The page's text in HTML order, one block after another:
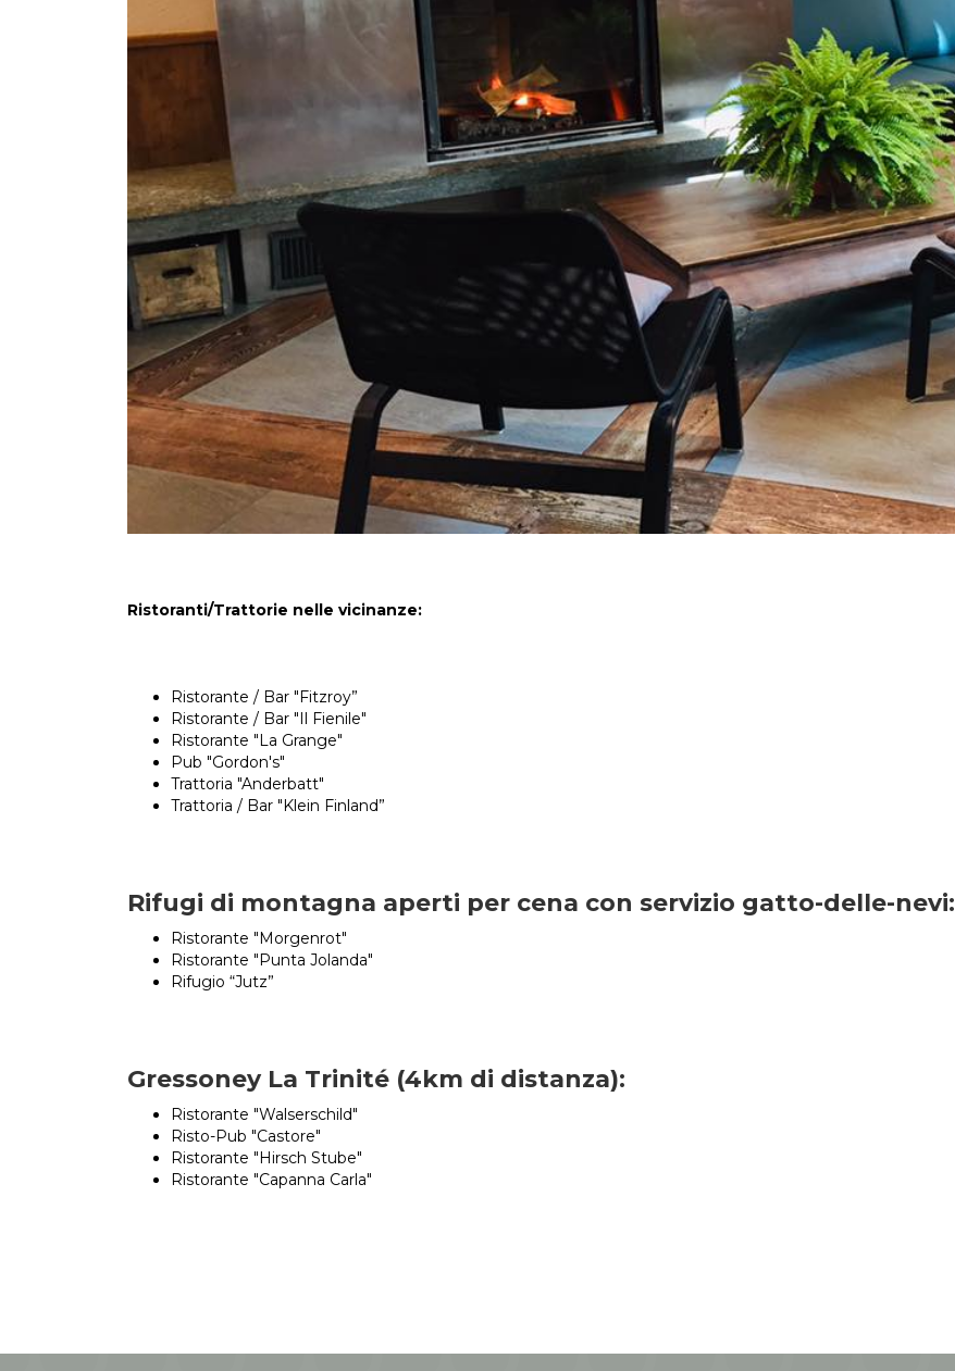
Ristoranti/Trattorie nelle vicinanze:
Ristorante / Bar "Fitzroy”
Ristorante / Bar "Il Fienile"
Ristorante "La Grange"
Pub "Gordon's"
Trattoria "Anderbatt"
Trattoria / Bar "Klein Finland”
Rifugi di montagna aperti per cena con servizio gatto-delle-nevi:
Ristorante "Morgenrot"
Ristorante "Punta Jolanda"
Rifugio “Jutz”
Gressoney La Trinité (4km di distanza):
Ristorante "Walserschild"
Risto-Pub "Castore"
Ristorante "Hirsch Stube"
Ristorante "Capanna Carla"